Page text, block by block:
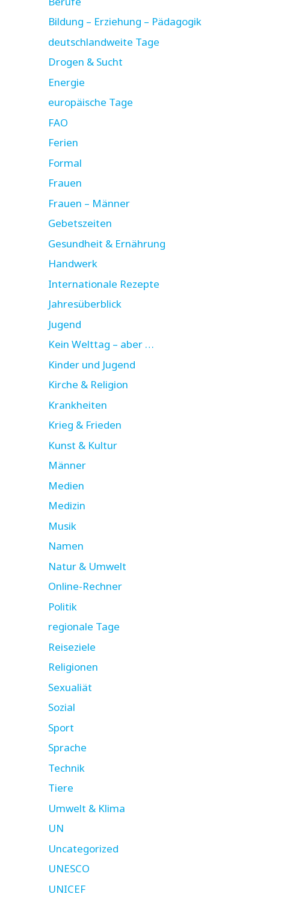
Bildung – Erziehung – Pädagogik
deutschlandweite Tage
Drogen & Sucht
Energie
europäische Tage
FAO
Ferien
Formal
Frauen
Frauen – Männer
Gebetszeiten
Gesundheit & Ernährung
Handwerk
Internationale Rezepte
Jahresüberblick
Jugend
Kein Welttag – aber …
Kinder und Jugend
Kirche & Religion
Krankheiten
Krieg & Frieden
Kunst & Kultur
Männer
Medien
Medizin
Musik
Namen
Natur & Umwelt
Online-Rechner
Politik
regionale Tage
Reiseziele
Religionen
Sexualiät
Sozial
Sport
Sprache
Technik
Tiere
Umwelt & Klima
UN
Uncategorized
UNESCO
UNICEF